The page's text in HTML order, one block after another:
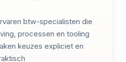
btw-specialisten die
processen en tooling
keuzes expliciet en